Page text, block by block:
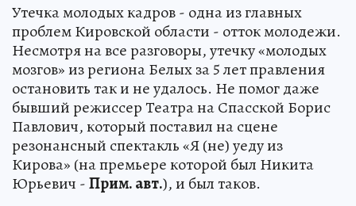
Утечка молодых кадров - одна из главных
проблем Кировской области - отток молодежи.
Несмотря на все разговоры, утечку «молодых
мозгов» из региона Белых за 5 лет правления
остановить так и не удалось. Не помог даже
бывший режиссер Театра на Спасской Борис
Павлович, который поставил на сцене
резонансный спектакль «Я (не) уеду из
Кирова» (на премьере которой был Никита
Юрьевич -Прим. авт.), и был таков.